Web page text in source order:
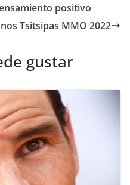
positivo
Tsitsipas MMO 2022
gustar